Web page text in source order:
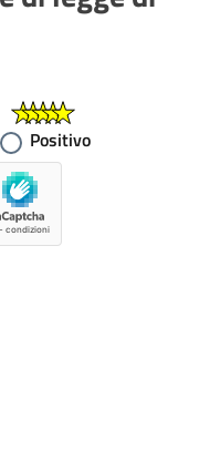
Positivo